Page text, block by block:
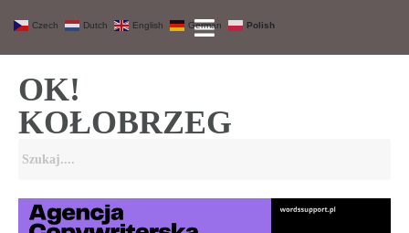
OK!
KOŁOBRZEG
Czech Dutch English German Polish